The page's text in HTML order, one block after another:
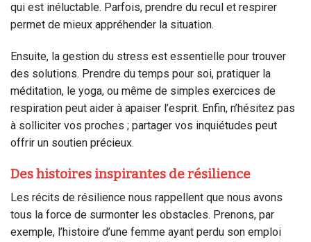
qui est inéluctable. Parfois, prendre du recul et respirer
permet de mieux appréhender la situation.
Ensuite, la gestion du stress est essentielle pour trouver
des solutions. Prendre du temps pour soi, pratiquer la
méditation, le yoga, ou même de simples exercices de
respiration peut aider à apaiser l’esprit. Enfin, n’hésitez pas
à solliciter vos proches ; partager vos inquiétudes peut
offrir un soutien précieux.
Des histoires inspirantes de résilience
Les récits de résilience nous rappellent que nous avons
tous la force de surmonter les obstacles. Prenons, par
exemple, l’histoire d’une femme ayant perdu son emploi